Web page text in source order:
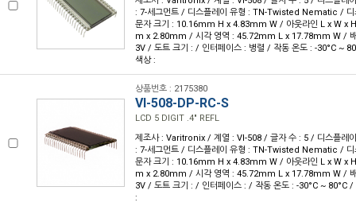
: 7-세그먼트 / 디스플레이 유형 : TN-Twisted Nematic / 디
문자 크기 : 10.16mm H x 4.83mm W / 아웃라인 L x W x
m x 2.80mm / 시각 영역 : 45.72mm L x 17.78mm W / 배
3V / 도트 크기 : / 인터페이스 : 병렬 / 작동 온도 : -30°C ~
색상 :
상품번호 : 2175380
VI-508-DP-RC-S
LCD 5 DIGIT .4" REFL
제조사 : Varitronix / 계열 : VI-508 / 글자 수 : 5 / 디스플레
: 7-세그먼트 / 디스플레이 유형 : TN-Twisted Nematic / 디
문자 크기 : 10.16mm H x 4.83mm W / 아웃라인 L x W x
m x 2.80mm / 시각 영역 : 45.72mm L x 17.78mm W / 배
3V / 도트 크기 : / 인터페이스 : / 작동 온도 : -30°C ~ 80°C
: